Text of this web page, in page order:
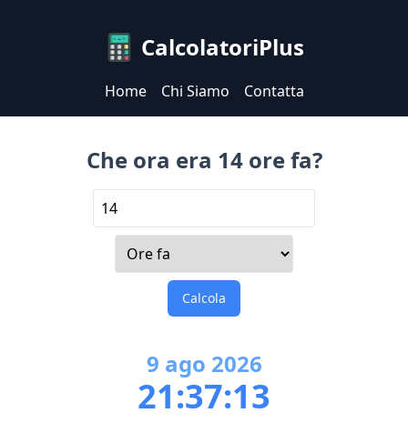
CalcolatoriPlus
Home Chi Siamo Contatta
Che ora era 14 ore fa?
Calcola
9 ago 2026
21:37:13